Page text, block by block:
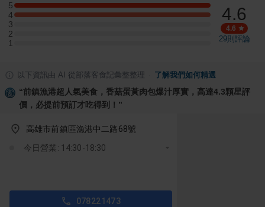
5
5 星：3 則評論
4
4 星：3 則評論
3
3 星：0 則評論
2
2 星：0 則評論
1
1 星：0 則評論
4.6
4.6
29則評論
以下資訊由 AI 從部落客食記彙整整理 了解我們如何精選
“前鎮漁港超人氣美食，香菇蛋黃肉包爆汁厚實，高達4.3顆星評
價，必提前預訂才吃得到！ ”
高雄市前鎮區漁港中二路68號
今日營業: 14:30-18:30
078221473